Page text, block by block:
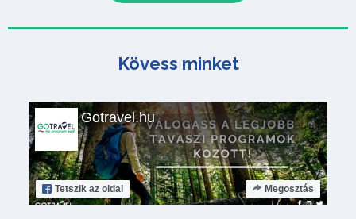
Kövess minket
Gotravel.hu
Tetszik az oldal Megosztás